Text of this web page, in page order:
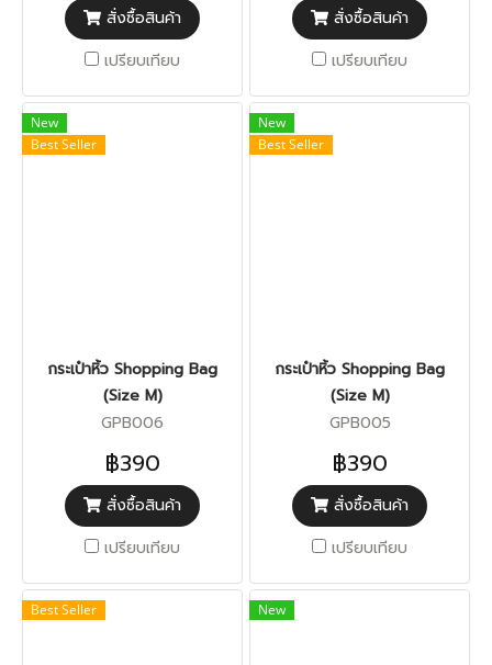
สั่งซื้อสินค้า
เปรียบเทียบ
สั่งซื้อสินค้า
เปรียบเทียบ
New
Best Seller
กระเป๋าหิ้ว Shopping Bag
(Size M)
GPB006
฿390
สั่งซื้อสินค้า
เปรียบเทียบ
New
Best Seller
กระเป๋าหิ้ว Shopping Bag
(Size M)
GPB005
฿390
สั่งซื้อสินค้า
เปรียบเทียบ
Best Seller New